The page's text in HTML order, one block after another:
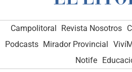
Campolitoral Revista Nosotros
Podcasts Mirador Provincial
Notife